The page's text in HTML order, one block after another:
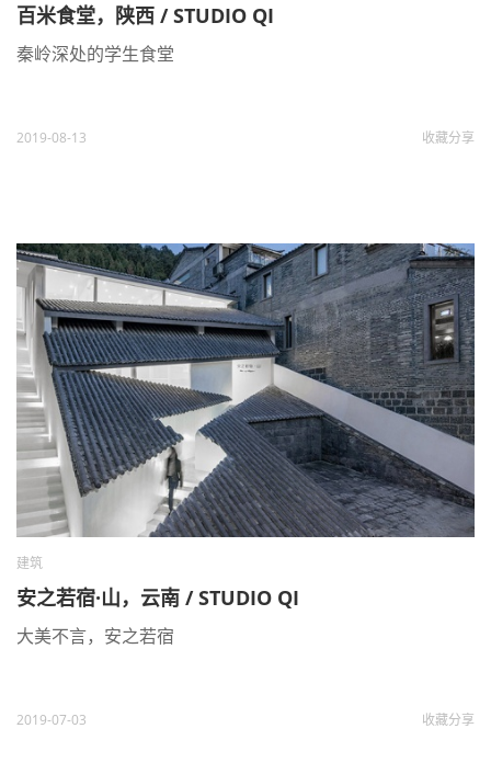
百米食堂，陕西 / STUDIO QI
秦岭深处的学生食堂
2019-08-13 收藏分享
建筑
安之若宿·山，云南 / STUDIO QI
大美不言，安之若宿
2019-07-03 收藏分享